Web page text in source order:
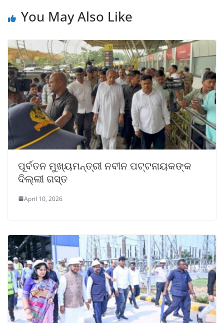
You May Also Like
ପୂର୍ବତନ ମୁଖ୍ୟମନ୍ତ୍ରୀ ନବୀନ ପଟ୍ଟନାୟକଙ୍କ
ଦିଲ୍ଲୀ ଗସ୍ତ
April 10, 2026